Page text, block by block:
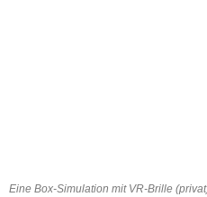
Eine Box-Simulation mit VR-Brille